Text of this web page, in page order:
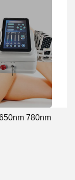
650nm 780nm